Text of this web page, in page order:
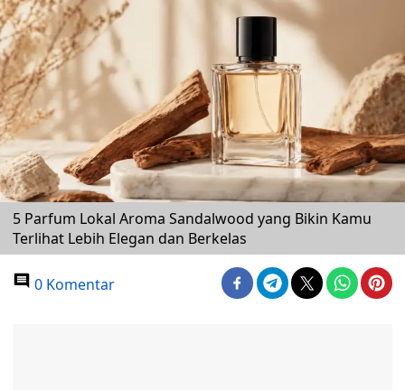
5 Parfum Lokal Aroma Sandalwood yang Bikin Kamu
Terlihat Lebih Elegan dan Berkelas
0 Komentar